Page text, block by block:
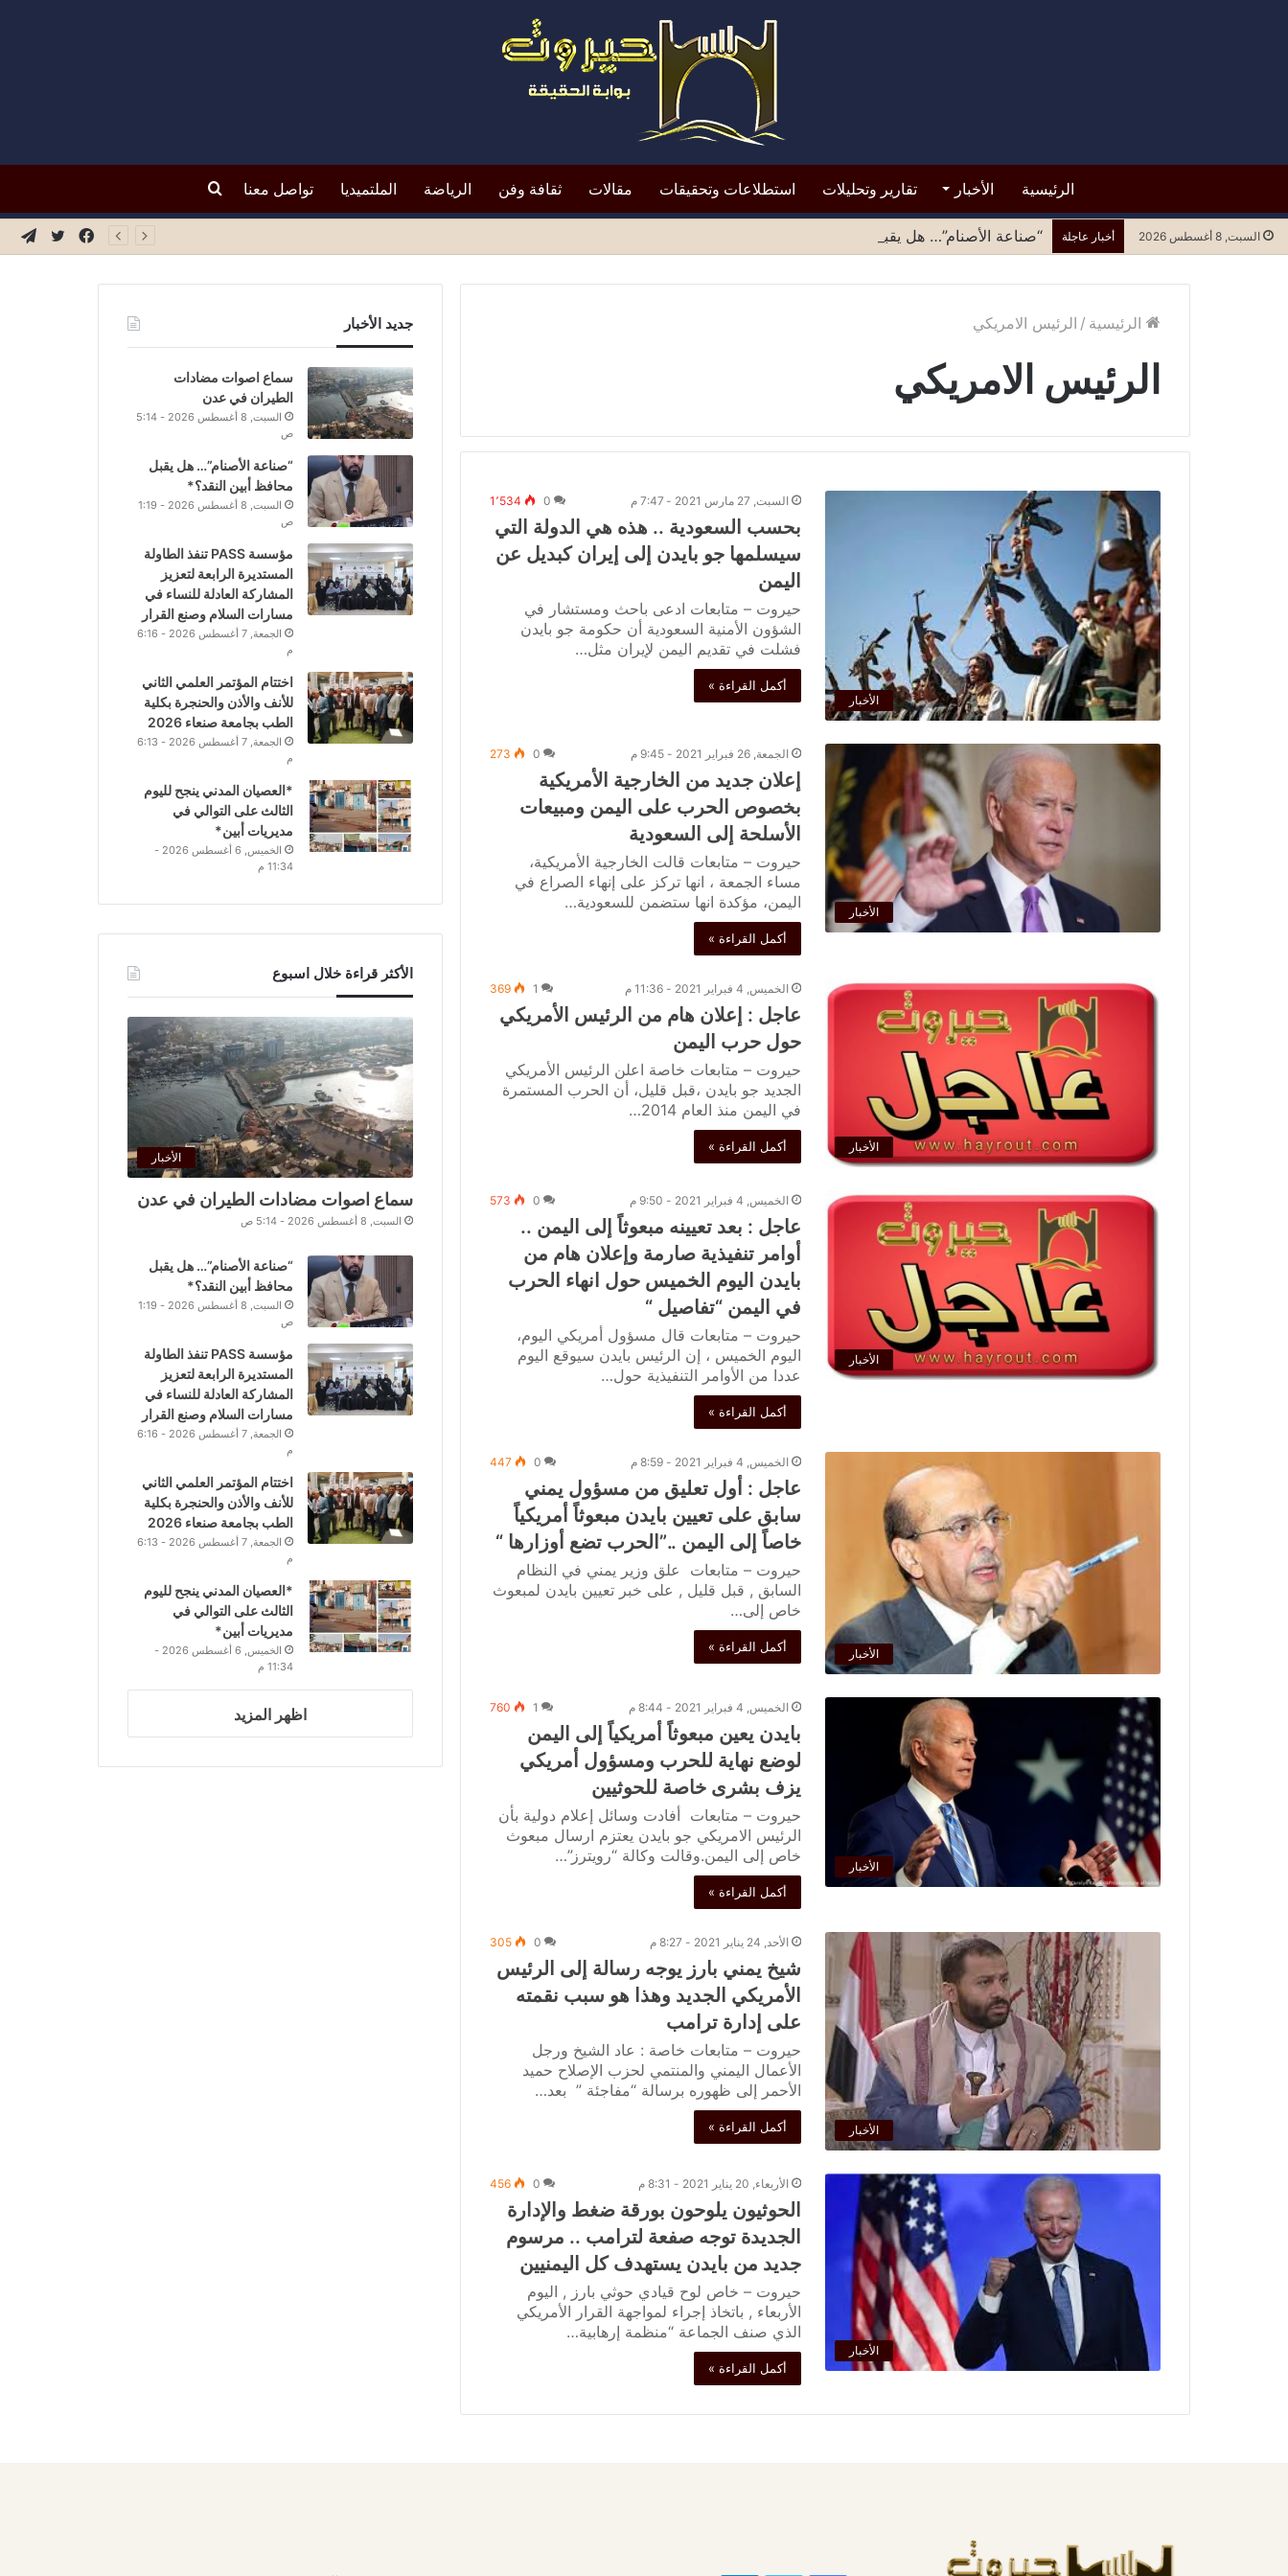
الرئيسية الأخبار تقارير وتحليلات استطلاعات وتحقيقات مقالات ثقافة وفن الرياضة الملتميديا تواصل معنا بحث
السبت, 8 أغسطس 2026 أخبار عاجلة “صناعة الأصنام”… هل يقبل محافظ أبين النقد؟* تويتر
فيسبوك
الرئيسية / الرئيس الامريكي
الرئيس الامريكي
الأخبار
السبت, 27 مارس 2021 - 7:47 م 0 1٬534
بحسب السعودية .. هذه هي الدولة التي
سيسلمها جو بايدن إلى إيران كبديل عن
اليمن
حيروت – متابعات ادعى باحث ومستشار في
الشؤون الأمنية السعودية أن حكومة جو بايدن
فشلت في تقديم اليمن لإيران مثل…
أكمل القراءة »
الأخبار
الجمعة, 26 فبراير 2021 - 9:45 م 0
273
إعلان جديد من الخارجية الأمريكية
بخصوص الحرب على اليمن ومبيعات
الأسلحة إلى السعودية
حيروت – متابعات قالت الخارجية الأمريكية،
مساء الجمعة ، انها تركز على إنهاء الصراع في
اليمن، مؤكدة انها ستضمن للسعودية…
أكمل القراءة »
الأخبار
الخميس, 4 فبراير 2021 - 11:36 م 1
369
عاجل : إعلان هام من الرئيس الأمريكي
حول حرب اليمن
حيروت – متابعات خاصة اعلن الرئيس الأمريكي
الجديد جو بايدن ،قبل قليل، أن الحرب المستمرة
في اليمن منذ العام 2014…
أكمل القراءة »
الأخبار
الخميس, 4 فبراير 2021 - 9:50 م 0
573
عاجل : بعد تعيينه مبعوثاً إلى اليمن ..
أوامر تنفيذية صارمة وإعلان هام من
بايدن اليوم الخميس حول انهاء الحرب
في اليمن “تفاصيل “
حيروت – متابعات قال مسؤول أمريكي اليوم،
اليوم الخميس ، إن الرئيس بايدن سيوقع اليوم
عددا من الأوامر التنفيذية حول…
أكمل القراءة »
الأخبار
الخميس, 4 فبراير 2021 - 8:59 م 0
447
عاجل : أول تعليق من مسؤول يمني
سابق على تعيين بايدن مبعوثاً أمريكياً
خاصاً إلى اليمن ..”الحرب تضع أوزارها “
حيروت – متابعات علق وزير يمني في النظام
السابق , قبل قليل , على خبر تعيين بايدن لمبعوث
خاص إلى…
أكمل القراءة »
الأخبار
الخميس, 4 فبراير 2021 - 8:44 م 1
760
بايدن يعين مبعوثاً أمريكياً إلى اليمن
لوضع نهاية للحرب ومسؤول أمريكي
يزف بشرى خاصة للحوثيين
حيروت – متابعات أفادت وسائل إعلام دولية بأن
الرئيس الامريكي جو بايدن يعتزم ارسال مبعوث
خاص إلى اليمن.وقالت وكالة “رويترز”…
أكمل القراءة »
الأخبار
الأحد, 24 يناير 2021 - 8:27 م 0
305
شيخ يمني بارز يوجه رسالة إلى الرئيس
الأمريكي الجديد وهذا هو سبب نقمته
على إدارة ترامب
حيروت – متابعات خاصة : عاد الشيخ ورجل
الأعمال اليمني والمنتمي لحزب الإصلاح حميد
الأحمر إلى ظهوره برسالة “مفاجئة ” بعد…
أكمل القراءة »
الأخبار
الأربعاء, 20 يناير 2021 - 8:31 م 0
456
الحوثيون يلوحون بورقة ضغط والإدارة
الجديدة توجه صفعة لترامب .. مرسوم
جديد من بايدن يستهدف كل اليمنيين
حيروت – خاص لوح قيادي حوثي بارز , اليوم
الأربعاء , باتخاذ إجراء لمواجهة القرار الأمريكي
الذي صنف الجماعة “منظمة إرهابية…
أكمل القراءة »
جديد الأخبار
سماع اصوات مضادات
الطيران في عدن
السبت, 8 أغسطس 2026 - 5:14
ص
“صناعة الأصنام”… هل يقبل
محافظ أبين النقد؟*
السبت, 8 أغسطس 2026 - 1:19
ص
مؤسسة PASS تنفذ الطاولة
المستديرة الرابعة لتعزيز
المشاركة العادلة للنساء في
مسارات السلام وصنع القرار
الجمعة, 7 أغسطس 2026 - 6:16
م
اختتام المؤتمر العلمي الثاني
للأنف والأذن والحنجرة بكلية
الطب بجامعة صنعاء 2026
الجمعة, 7 أغسطس 2026 - 6:13
م
*العصيان المدني ينجح لليوم
الثالث على التوالي في
مديريات أبين*
الخميس, 6 أغسطس 2026 -
11:34 م
الأكثر قراءة خلال اسبوع
الأخبار
سماع اصوات مضادات الطيران في عدن
السبت, 8 أغسطس 2026 - 5:14 ص
“صناعة الأصنام”… هل يقبل
محافظ أبين النقد؟*
السبت, 8 أغسطس 2026 - 1:19
ص
مؤسسة PASS تنفذ الطاولة
المستديرة الرابعة لتعزيز
المشاركة العادلة للنساء في
مسارات السلام وصنع القرار
الجمعة, 7 أغسطس 2026 - 6:16
م
اختتام المؤتمر العلمي الثاني
للأنف والأذن والحنجرة بكلية
الطب بجامعة صنعاء 2026
الجمعة, 7 أغسطس 2026 - 6:13
م
*العصيان المدني ينجح لليوم
الثالث على التوالي في
مديريات أبين*
الخميس, 6 أغسطس 2026 -
11:34 م
اظهر المزيد